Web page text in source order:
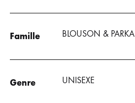
Famille BLOUSON & PARKA
Genre UNISEXE